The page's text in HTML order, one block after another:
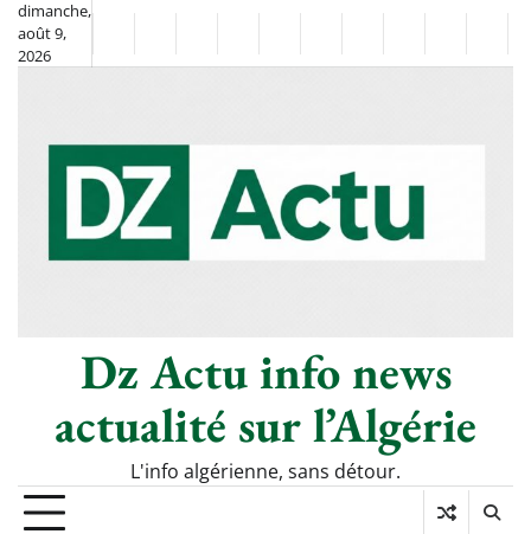
Skip
content
dimanche,
août 9,
2026
FlashSportclasséDiasporaChronique
–
Le
Thé
SociétéCultureMonde
Tech
Dz Actu info news
actualité sur l’Algérie
L'info algérienne, sans détour.